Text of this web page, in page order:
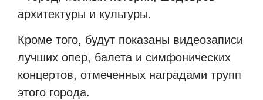
архитектуры и культуры.
Кроме того, будут показаны видеозаписи
лучших опер, балета и симфонических
концертов, отмеченных наградами трупп
этого города.